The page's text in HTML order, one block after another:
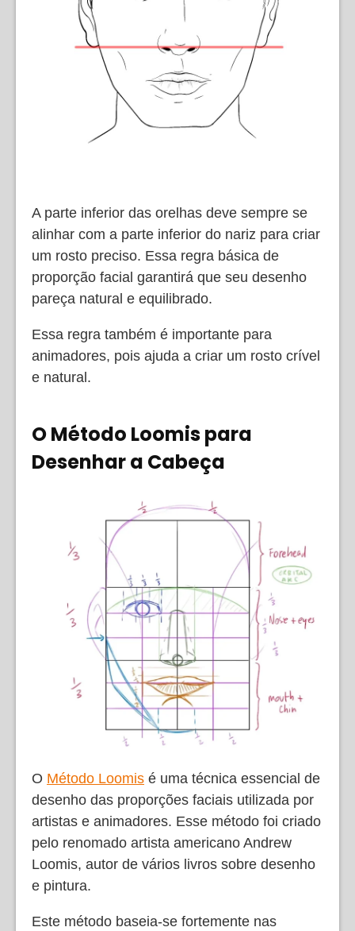
A parte inferior das orelhas deve sempre se
alinhar com a parte inferior do nariz para criar
um rosto preciso. Essa regra básica de
proporção facial garantirá que seu desenho
pareça natural e equilibrado.
Essa regra também é importante para
animadores, pois ajuda a criar um rosto crível
e natural.
O Método Loomis para
Desenhar a Cabeça
O Método Loomis é uma técnica essencial de
desenho das proporções faciais utilizada por
artistas e animadores. Esse método foi criado
pelo renomado artista americano Andrew
Loomis, autor de vários livros sobre desenho
e pintura.
Este método baseia-se fortemente nas